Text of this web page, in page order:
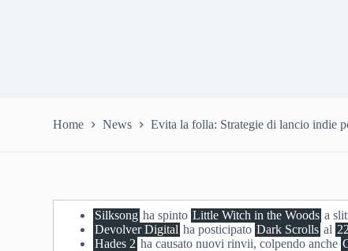
Home News Evita la folla: Strategie di lancio indie
Silksong ha spinto Little Witch in the Woods a
Devolver Digital ha posticipato Dark Scrolls al
Hades 2 ha causato nuovi rinvii, colpendo anche